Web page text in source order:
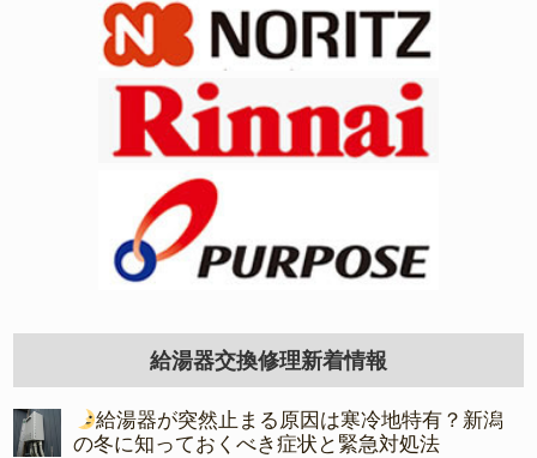
給湯器交換修理新着情報
給湯器が突然止まる原因は寒冷地特有？新潟
の冬に知っておくべき症状と緊急対処法